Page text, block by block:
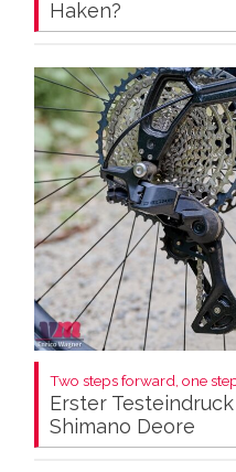
Haken?
Two steps forward, one
Erster
Shimano Deore